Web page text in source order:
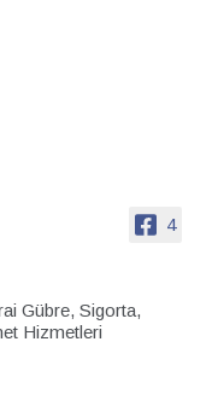
4
Gübre, Sigorta,
Hizmetleri